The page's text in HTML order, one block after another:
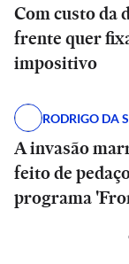
Com custo da
frente quer
impositivo
RODRIGO DA
A invasão
feito de
programa